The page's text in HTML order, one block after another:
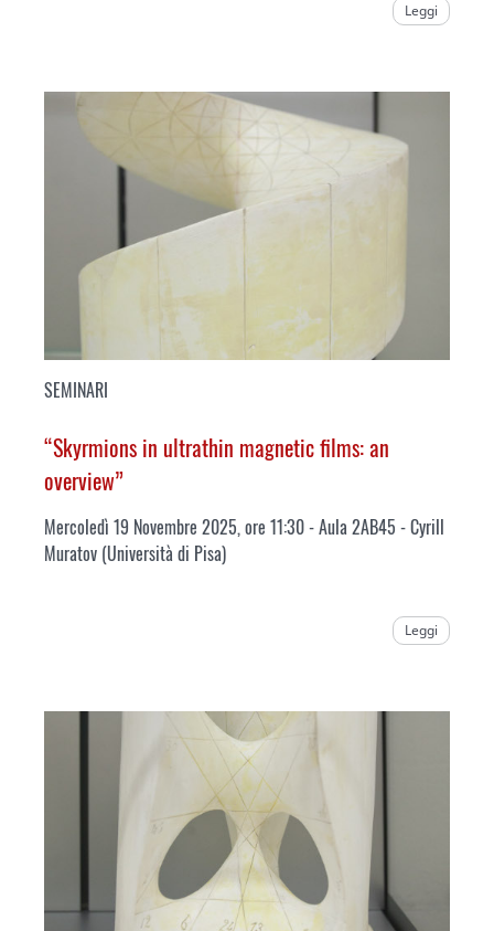
Leggi
SEMINARI
“Skyrmions in ultrathin magnetic films: an
overview”
Mercoledì 19 Novembre 2025, ore 11:30 - Aula 2AB45 - Cyrill
Muratov (Università di Pisa)
Leggi